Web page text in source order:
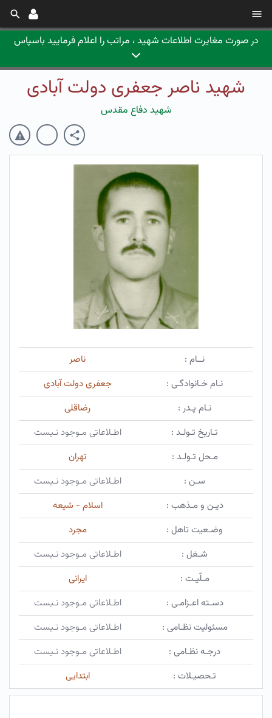
در صورت مغایرت اطلاعات شهید ، مراتب را اعلام فرمایید باسپاس
شهید ناصر جعفری دولت آبادی
شهید دفاع مقدس
نــام :
ناصر
نـام خـانوادگـی :
جعفری دولت آبادی
نـام پـدر :
رضاقلی
تـاریخ تـولـد :
اطـلاعاتی مـوجود نـیست
مـحل تـولـد :
تهران
سـن :
اطـلاعاتی مـوجود نـیست
دیـن و مـذهب :
اسلام - شیعه
وضـعیت تاهل :
مجرد
شـغل :
اطـلاعاتی مـوجود نـیست
مـلّیـت :
ایرانی
دسـته اعـزامـی :
اطـلاعاتی مـوجود نـیست
مسئولیت نظـامی :
اطـلاعاتی مـوجود نـیست
درجـه نظـامی :
اطـلاعاتی مـوجود نـیست
تـحصیـلات :
ابتدایی